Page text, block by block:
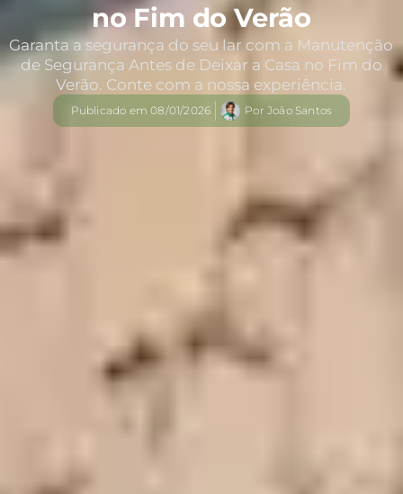
no Fim do Verão
Garanta a segurança do seu lar com a Manutenção
de Segurança Antes de Deixar a Casa no Fim do
Verão. Conte com a nossa experiência.
Publicado em08/01/2026 PorJoão Santos